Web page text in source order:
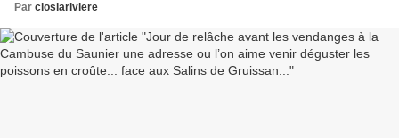
Par closlariviere